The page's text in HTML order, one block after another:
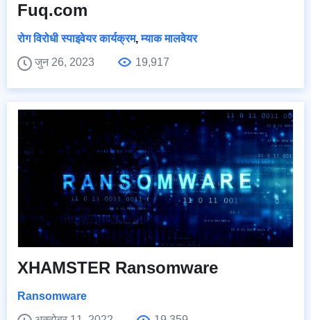
Fuq.com
रोग विरोधी स्पाइवेयर कार्यक्रम,म्याक मालवेयर
जुन 26, 2023
19,917
XHAMSTER Ransomware
Ransomware